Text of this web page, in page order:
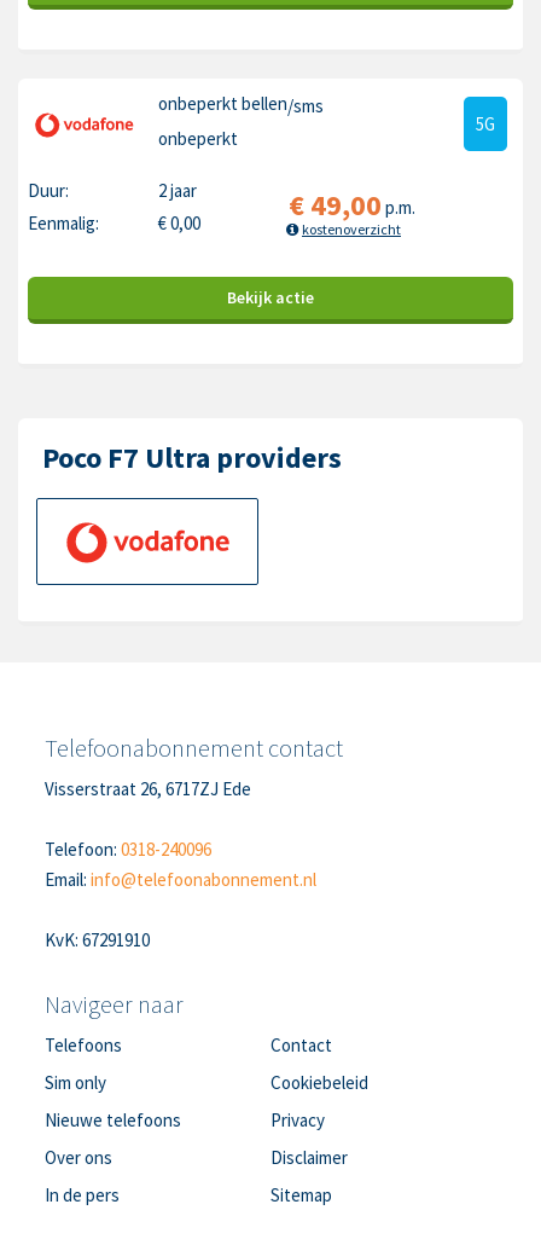
onbeperkt bellen/sms
onbeperkt
5G
Duur:
2 jaar
Eenmalig:
€0,00 €49,00 p.m.
kostenoverzicht
Bekijk actie
Poco F7 Ultra providers
Telefoonabonnement contact
Visserstraat 26, 6717ZJ Ede
Telefoon:0318-240096
Email:info@telefoonabonnement.nl
KvK: 67291910
Navigeer naar
Telefoons
Sim only
Nieuwe telefoons
Over ons
In de pers
Contact
Cookiebeleid
Privacy
Disclaimer
Sitemap